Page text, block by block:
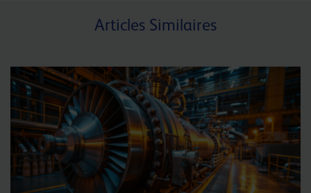
Articles Similaires